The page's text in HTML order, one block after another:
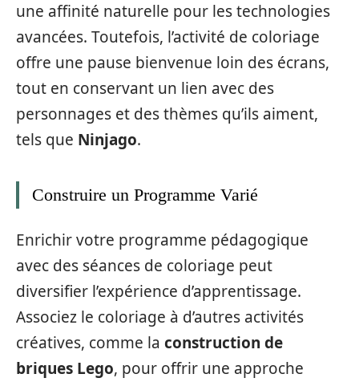
une affinité naturelle pour les technologies
avancées. Toutefois, l’activité de coloriage
offre une pause bienvenue loin des écrans,
tout en conservant un lien avec des
personnages et des thèmes qu’ils aiment,
tels que Ninjago.
Construire un Programme Varié
Enrichir votre programme pédagogique
avec des séances de coloriage peut
diversifier l’expérience d’apprentissage.
Associez le coloriage à d’autres activités
créatives, comme la construction de
briques Lego, pour offrir une approche